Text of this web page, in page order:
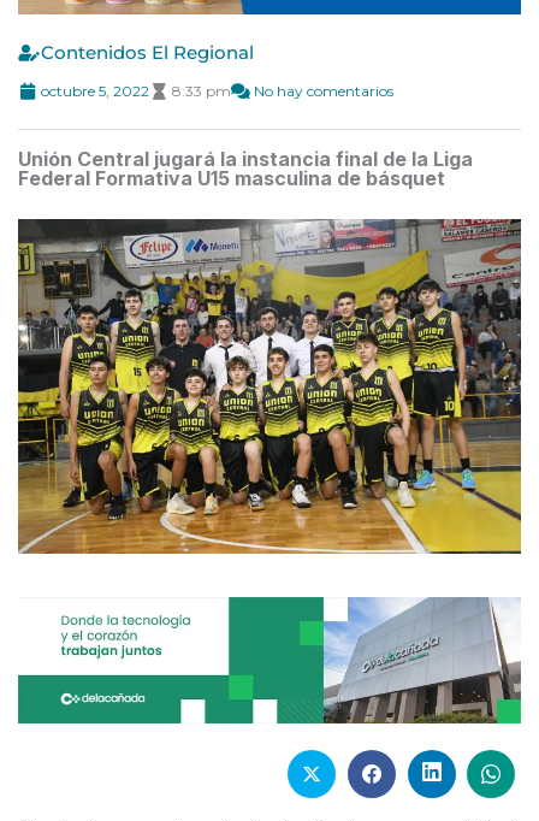
Contenidos El Regional
octubre 5, 2022 8:33 pm No hay comentarios
Unión Central jugará la instancia final de la Liga
Federal Formativa U15 masculina de básquet